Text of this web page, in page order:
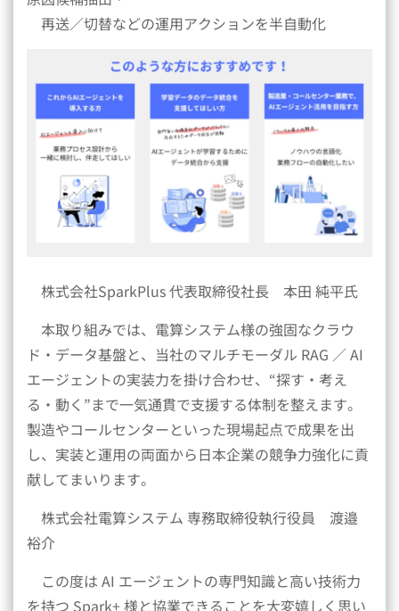
再送／切替などの運用アクションを半自動化
株式会社SparkPlus 代表取締役社長 本田 純平氏
本取り組みでは、電算システム様の強固なクラウ
ド・データ基盤と、当社のマルチモーダル RAG ／ AI
エージェントの実装力を掛け合わせ、“探す・考え
る・動く”まで一気通貫で支援する体制を整えます。
製造やコールセンターといった現場起点で成果を出
し、実装と運用の両面から日本企業の競争力強化に貢
献してまいります。
株式会社電算システム 専務取締役執行役員 渡邉
裕介
この度は AI エージェントの専門知識と高い技術力
を持つ Spark+ 様と協業できることを大変嬉しく思い